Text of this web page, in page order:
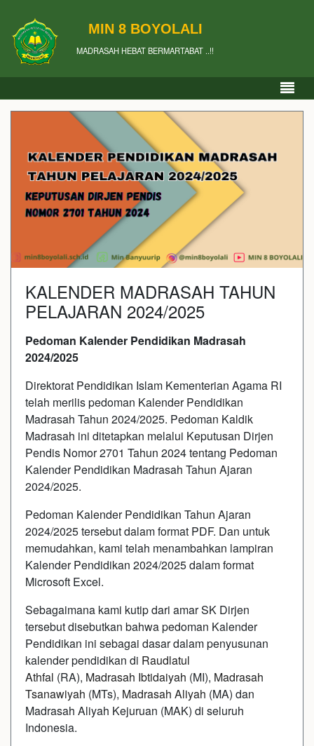
MIN 8 BOYOLALI
MADRASAH HEBAT BERMARTABAT ..!!
KALENDER MADRASAH TAHUN
PELAJARAN 2024/2025
Pedoman Kalender Pendidikan Madrasah
2024/2025
Direktorat Pendidikan Islam Kementerian Agama RI
telah merilis pedoman Kalender Pendidikan
Madrasah Tahun 2024/2025. Pedoman Kaldik
Madrasah ini ditetapkan melalui Keputusan Dirjen
Pendis Nomor 2701 Tahun 2024 tentang Pedoman
Kalender Pendidikan Madrasah Tahun Ajaran
2024/2025.
Pedoman Kalender Pendidikan Tahun Ajaran
2024/2025 tersebut dalam format PDF. Dan untuk
memudahkan, kami telah menambahkan lampiran
Kalender Pendidikan 2024/2025 dalam format
Microsoft Excel.
Sebagaimana kami kutip dari amar SK Dirjen
tersebut disebutkan bahwa pedoman Kalender
Pendidikan ini sebagai dasar dalam penyusunan
kalender pendidikan di Raudlatul
Athfal (RA), Madrasah Ibtidaiyah (MI), Madrasah
Tsanawiyah (MTs), Madrasah Aliyah (MA) dan
Madrasah Aliyah Kejuruan (MAK) di seluruh
Indonesia.